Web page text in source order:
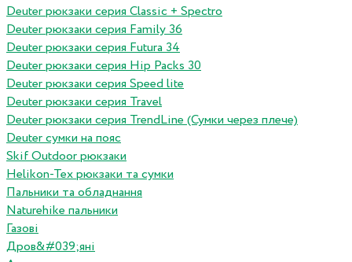
Deuter рюкзаки серия Classic + Spectro
Deuter рюкзаки серия Family 36
Deuter рюкзаки серия Futura 34
Deuter рюкзаки серия Hip Packs 30
Deuter рюкзаки серия Speed lite
Deuter рюкзаки серия Travel
Deuter рюкзаки серия TrendLine (Сумки через плече)
Deuter сумки на пояс
Skif Outdoor рюкзаки
Helikon-Tex рюкзаки та сумки
Пальники та обладнання
Naturehike пальники
Газові
Дров&#039;яні